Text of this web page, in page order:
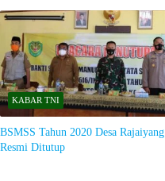
KABAR TNI
BSMSS Tahun 2020 Desa Rajaiyang
Resmi Ditutup